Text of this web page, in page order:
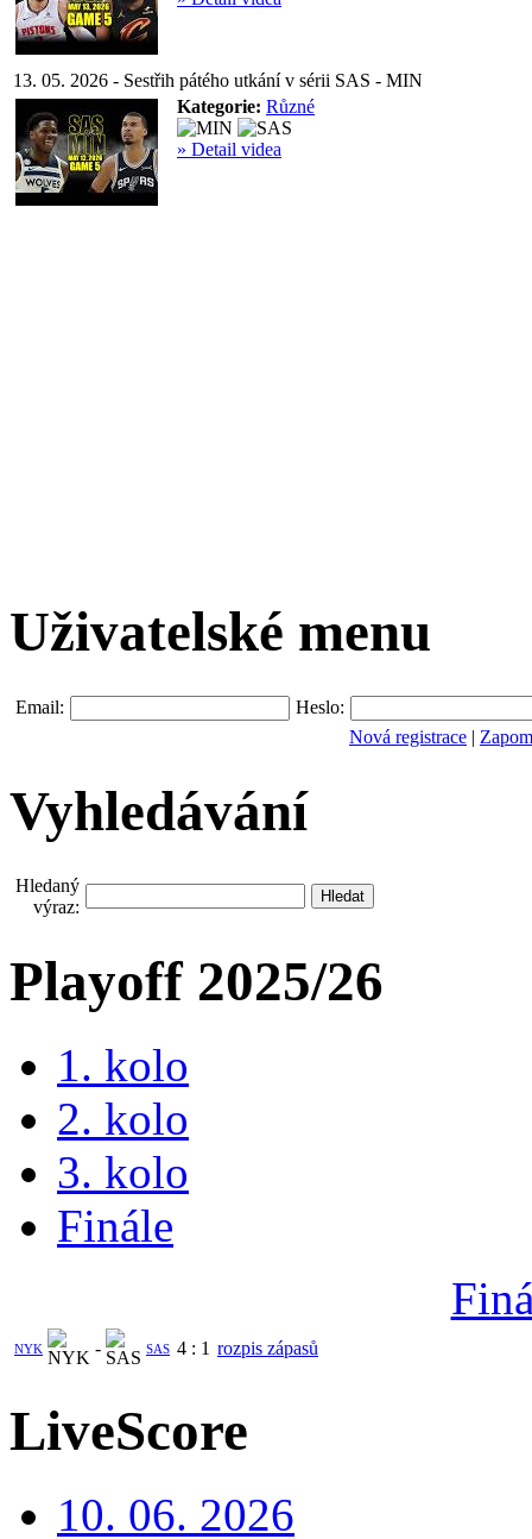
13. 05. 2026 - Sestřih pátého utkání v sérii SAS - MIN
Kategorie: Různé
» Detail videa
Uživatelské menu
Email:
Heslo:
Nová registrace |
Vyhledávání
Hledaný
výraz:
Playoff 2025/26
1. kolo
2. kolo
3. kolo
Finále
NYK - SAS 4 : 1 rozpis zápasů
LiveScore
10. 06. 2026